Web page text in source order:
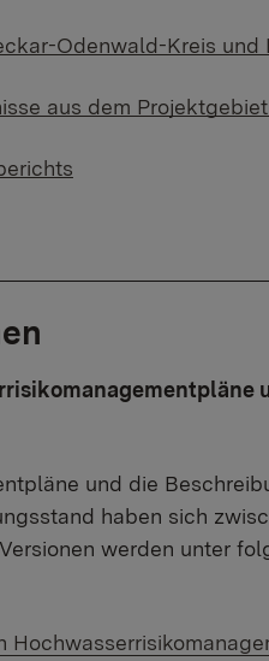
Odenwald-Kreis und
aus dem
und die
haben sich
werden unter